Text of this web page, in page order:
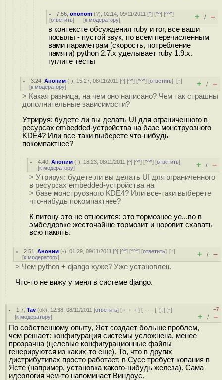
7.56 ,ononom (?), 02:14, 09/11/2011 [^] [^^] [^^^]
[ответить] [к модератору] + / –
в контексте обсуждения ruby и ror, все ваши
посылы - пустой звук, по всем перечисленным
вами параметрам (скорость, потребление
памяти) python 2.7.x уделывает ruby 1.9.x.
гуглите тесты
3.24 ,Аноним (-), 15:27, 08/11/2011 [^] [^^] [^^^] [ответить][↑]
[к модератору] + / –
> Какая разница, на чем оно написано? Чем так страшны
дополнительные зависимости?
Утрируя: будете ли вы делать UI для ограниченного в
ресурсах embedded-устройства на базе монструозного
KDE4? Или все-таки выберете что-нибудь
покомпактнее?
4.40 ,Аноним (-), 18:23, 08/11/2011 [^] [^^] [^^^] [ответить]
[к модератору] + / –
> Утрируя: будете ли вы делать UI для ограниченного
в ресурсах embedded-устройства на
> базе монструозного KDE4? Или все-таки выберете
что-нибудь покомпактнее?
К питону это не относится: это тормозное уе...во в
эмбеддовке жесточайше тормозит и норовит схавать
всю память.
2.51 ,Аноним (-), 01:29, 09/11/2011 [^] [^^] [^^^] [ответить][↑]
[к модератору] + / –
> Чем python + django хуже? Уже установлен.
Что-то не вижу у меня в системе django.
1.7 ,Tav (ok), 12:38, 08/11/2011 [ответить] [ ﹢﹢﹢] [ · · ·][↓] [↑]
[к модератору]
–7
+ / –
По собственному опыту, Яст создает больше проблем,
чем решает: конфигурация системы усложнена, менее
прозрачна (целевые конфигурационные файлы
генерируются из каких-то еще). То, что в других
дистрибутивах просто работает, в Сусе требует копания в
Ясте (например, установка какого-нибудь железа). Сама
идеология чем-то напоминает Виндоус.